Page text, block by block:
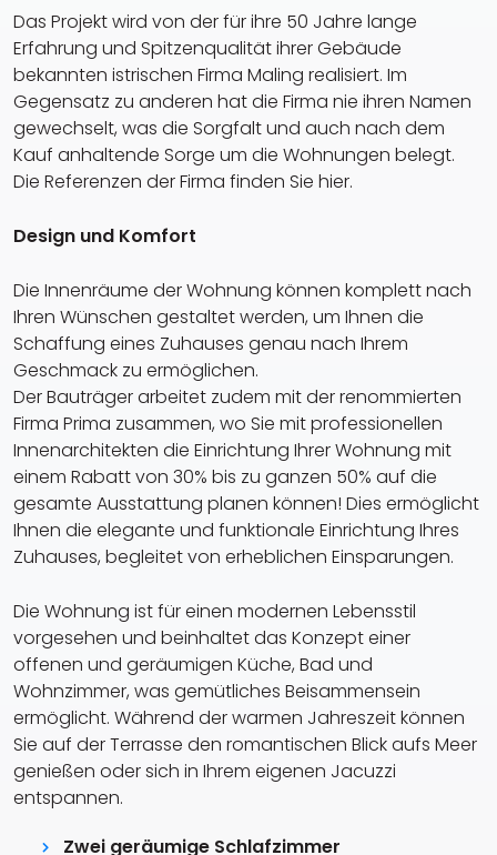
Das Projekt wird von der für ihre 50 Jahre lange
Erfahrung und Spitzenqualität ihrer Gebäude
bekannten istrischen Firma Maling realisiert. Im
Gegensatz zu anderen hat die Firma nie ihren Namen
gewechselt, was die Sorgfalt und auch nach dem
Kauf anhaltende Sorge um die Wohnungen belegt.
Die Referenzen der Firma finden Sie hier.
Design und Komfort
Die Innenräume der Wohnung können komplett nach
Ihren Wünschen gestaltet werden, um Ihnen die
Schaffung eines Zuhauses genau nach Ihrem
Geschmack zu ermöglichen.
Der Bauträger arbeitet zudem mit der renommierten
Firma Prima zusammen, wo Sie mit professionellen
Innenarchitekten die Einrichtung Ihrer Wohnung mit
einem Rabatt von 30% bis zu ganzen 50% auf die
gesamte Ausstattung planen können! Dies ermöglicht
Ihnen die elegante und funktionale Einrichtung Ihres
Zuhauses, begleitet von erheblichen Einsparungen.
Die Wohnung ist für einen modernen Lebensstil
vorgesehen und beinhaltet das Konzept einer
offenen und geräumigen Küche, Bad und
Wohnzimmer, was gemütliches Beisammensein
ermöglicht. Während der warmen Jahreszeit können
Sie auf der Terrasse den romantischen Blick aufs Meer
genießen oder sich in Ihrem eigenen Jacuzzi
entspannen.
Zwei geräumige Schlafzimmer